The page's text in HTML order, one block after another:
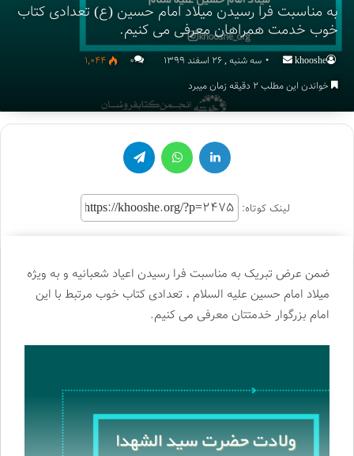
به مناسبت فرا رسیدن میلاد امام حسین (ع) تعدادی کتاب
خوب خدمت همراهان معرفی می کنیم.
khooshe
Send
an
سه شنبه , 26 اسفند 1399 ۰
1,044
خواندن این مطلب 2 دقیقه زمان میبرد
لینکدین واتس آپ تلگرام
لینک کوتاه:
ضمن عرض تبریک به مناسبت فرا رسیدن اعیاد شعبانیه و به ویژه
میلاد امام حسین علیه السلام ، تعدادی کتاب خوب مرتبط با این
امام بزرگوار خدمتتان معرفی می کنیم.